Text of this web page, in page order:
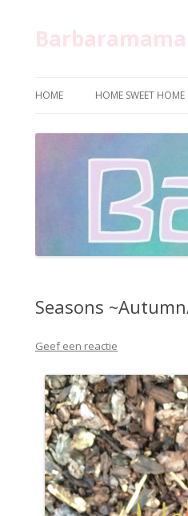
Barbaramama
HOME HOME SWEET HOME
Seasons
Geef een reactie